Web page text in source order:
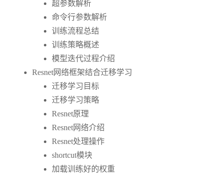
超参数解析
命令行参数解析
训练流程总结
训练策略概述
模型迭代过程介绍
Resnet网络框架结合迁移学习
迁移学习目标
迁移学习策略
Resnet原理
Resnet网络介绍
Resnet处理操作
shortcut模块
加载训练好的权重